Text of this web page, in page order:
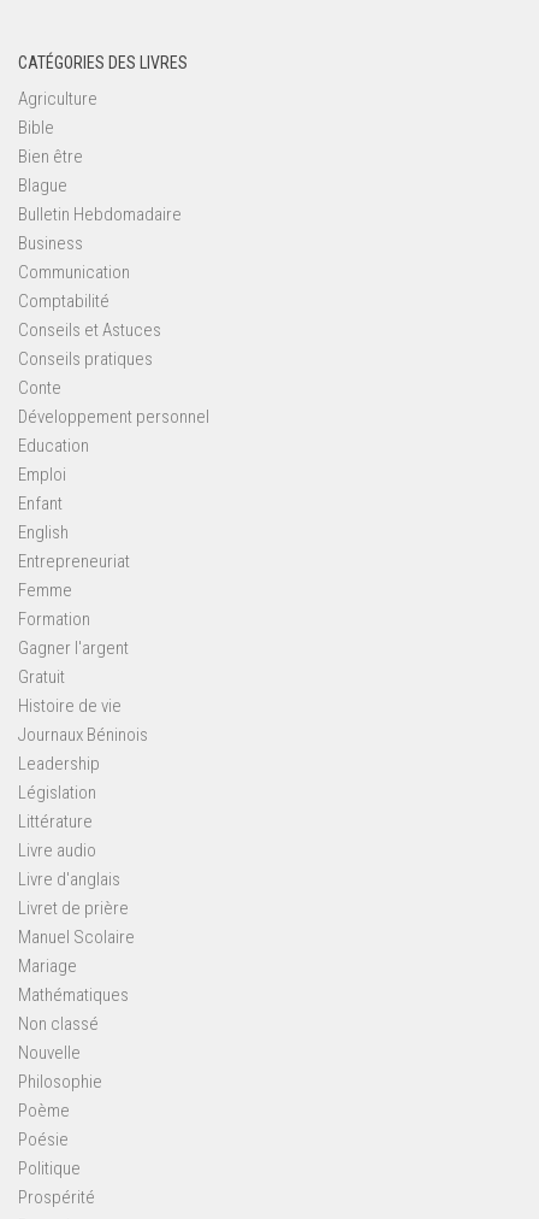
CATÉGORIES DES LIVRES
Agriculture
Bible
Bien être
Blague
Bulletin Hebdomadaire
Business
Communication
Comptabilité
Conseils et Astuces
Conseils pratiques
Conte
Développement personnel
Education
Emploi
Enfant
English
Entrepreneuriat
Femme
Formation
Gagner l'argent
Gratuit
Histoire de vie
Journaux Béninois
Leadership
Législation
Littérature
Livre audio
Livre d'anglais
Livret de prière
Manuel Scolaire
Mariage
Mathématiques
Non classé
Nouvelle
Philosophie
Poème
Poésie
Politique
Prospérité